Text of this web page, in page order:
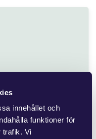
innehållet och
funktioner för
trafik. Vi
för att förbättra
kostnader. Andra